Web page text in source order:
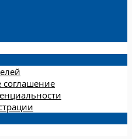
соглашение